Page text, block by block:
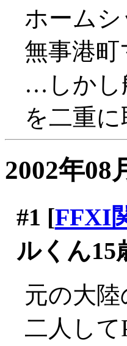
ホーム
無事港
…しかし
を二重
2002年08
#1 [FFXI
ルくん15
元の大
二人し